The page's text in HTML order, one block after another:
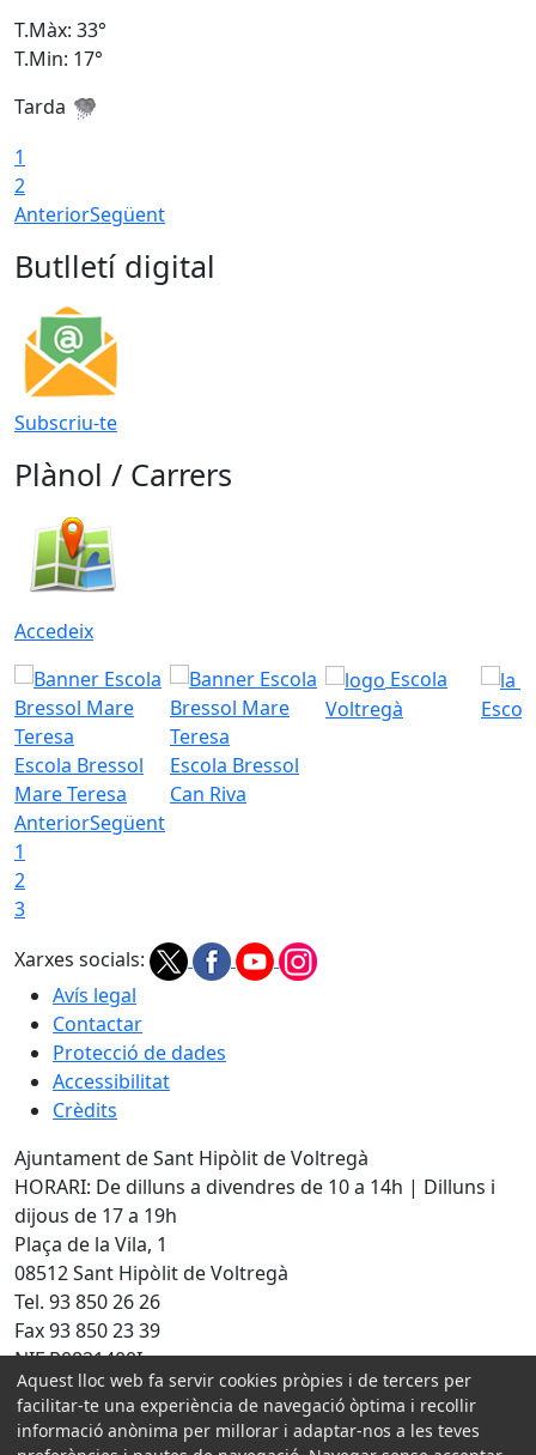
T.Màx: 33°
T.Min: 17°
Tarda
1
2
AnteriorSegüent
Butlletí digital
Subscriu-te
Plànol / Carrers
Accedeix
Escola Bressol
Mare Teresa
Escola Bressol
Can Riva
Escola
Voltregà
AnteriorSegüent
1
2
3
Xarxes socials:
Avís legal
Contactar
Protecció de dades
Accessibilitat
Crèdits
Ajuntament de Sant Hipòlit de Voltregà
HORARI: De dilluns a divendres de 10 a 14h | Dilluns i
dijous de 17 a 19h
Plaça de la Vila, 1
08512 Sant Hipòlit de Voltregà
Tel. 93 850 26 26
Fax 93 850 23 39
NIF P0821400I
Amb la col·laboració de:
Aquest lloc web fa servir cookies pròpies i de tercers per
facilitar-te una experiència de navegació òptima i recollir
informació anònima per millorar i adaptar-nos a les teves